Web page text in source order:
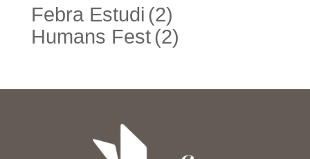
Febra Estudi (2)
Humans Fest(2)